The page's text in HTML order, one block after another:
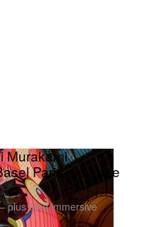
Murakami
Paris die neue
plus eine immersive